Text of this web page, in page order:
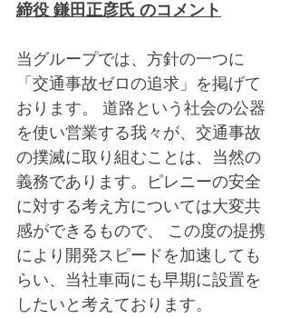
締役 鎌田正彦氏 のコメント
当グループでは、方針の一つに
「交通事故ゼロの追求」を掲げて
おります。 道路という社会の公器
を使い営業する我々が、交通事故
の撲滅に取り組むことは、当然の
義務であります。ピレニーの安全
に対する考え方については大変共
感ができるもので、 この度の提携
により開発スピードを加速しても
らい、当社車両にも早期に設置を
したいと考えております。